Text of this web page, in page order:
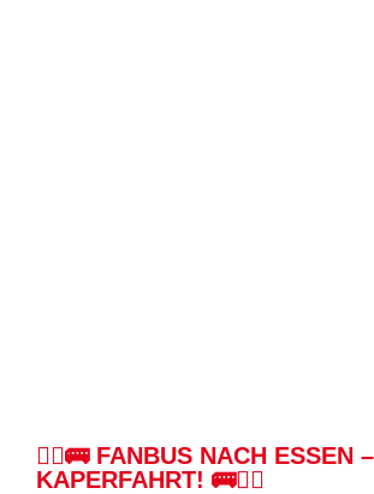
🏴‍☠️🚌 FANBUS NACH ESSEN
KAPERFAHRT! 🚌🏴‍☠️